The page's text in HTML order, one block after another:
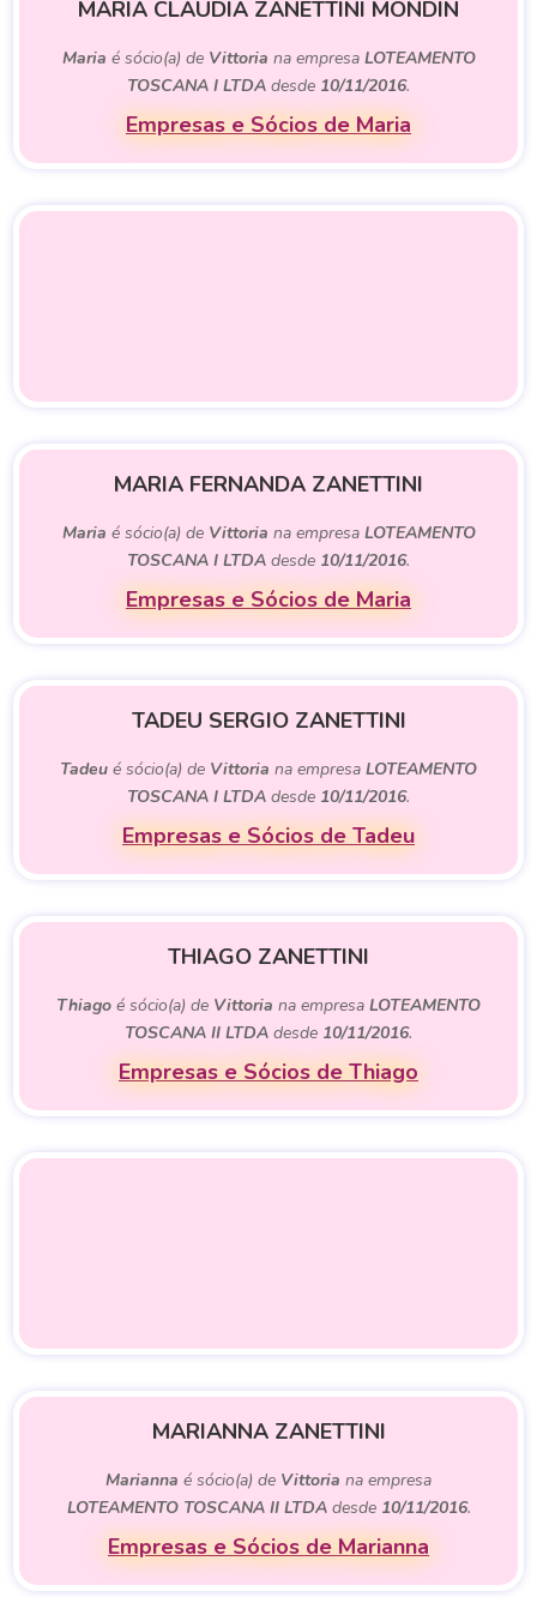
MARIA CLAUDIA ZANETTINI MONDIN
Maria é sócio(a) de Vittoria na empresa LOTEAMENTO
TOSCANA I LTDA desde 10/11/2016.
Empresas e Sócios de Maria
MARIA FERNANDA ZANETTINI
Maria é sócio(a) de Vittoria na empresa LOTEAMENTO
TOSCANA I LTDA desde 10/11/2016.
Empresas e Sócios de Maria
TADEU SERGIO ZANETTINI
Tadeu é sócio(a) de Vittoria na empresa LOTEAMENTO
TOSCANA I LTDA desde 10/11/2016.
Empresas e Sócios de Tadeu
THIAGO ZANETTINI
Thiago é sócio(a) de Vittoria na empresa LOTEAMENTO
TOSCANA II LTDA desde 10/11/2016.
Empresas e Sócios de Thiago
MARIANNA ZANETTINI
Marianna é sócio(a) de Vittoria na empresa
LOTEAMENTO TOSCANA II LTDAdesde 10/11/2016.
Empresas e Sócios de Marianna